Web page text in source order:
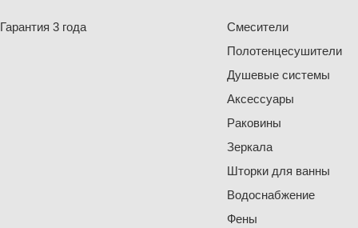
Гарантия 3 года
Смесители
Полотенцесушители
Душевые системы
Аксессуары
Раковины
Зеркала
Шторки для ванны
Водоснабжение
Фены